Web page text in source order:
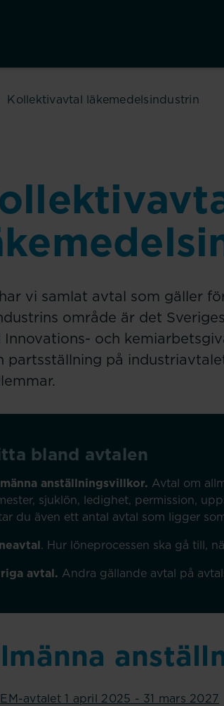
Kollektivavtal läkemedelsindustrin
vi samlat avtal som gäller
område är det
Innovations- och
partsställning på
bland avtalen
anställningsvillkor. Avtal om
sjuklön, ledighet, permission,
du även ett antal avtal som ligger
. Hur löneprocessen ska gå till,
avtal. Andra gällande avtal på
avtalet 1 april 2025 - 31 mars 2027